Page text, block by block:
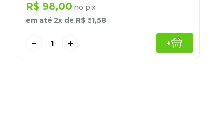
R$ 98,00 no pix
em até 2x de R$ 51,58
＋
－ +